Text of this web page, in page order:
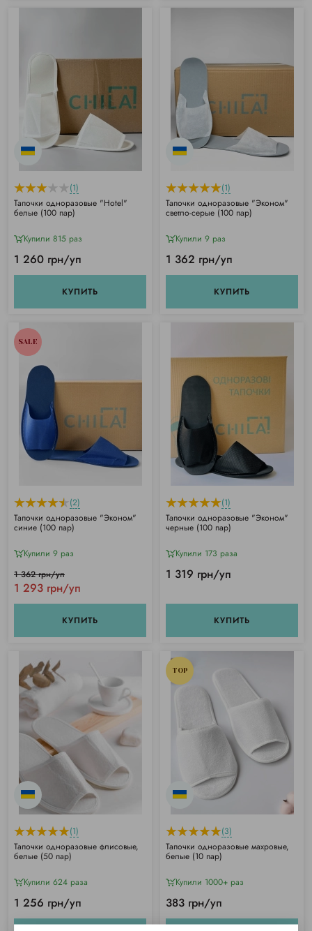
(1)
Тапочки одноразовые "Hotel"
белые (100 пар)
Купили 815 раз
1 260 грн/уп
КУПИТЬ
(1)
Тапочки одноразовые "Эконом"
светло-серые (100 пар)
Купили 9 раз
1 362 грн/уп
КУПИТЬ
SALE
(2)
Тапочки одноразовые "Эконом"
синие (100 пар)
Купили 9 раз
1 293 грн/уп
1 362 грн/уп
КУПИТЬ
(1)
Тапочки одноразовые "Эконом"
черные (100 пар)
Купили 173 раза
1 319 грн/уп
КУПИТЬ
(1)
Тапочки одноразовые флисовые,
белые (50 пар)
Купили 624 раза
1 256 грн/уп
TOP
(3)
Тапочки одноразовые махровые,
белые (10 пар)
Купили 1000+ раз
383 грн/уп